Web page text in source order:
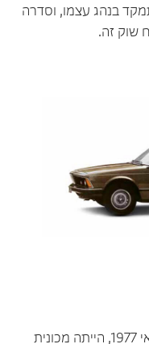
בנהג עצמו, וסדרה
ה-BMW מסדרה 7, אשר הושקה במאי 1977, הייתה מכונית